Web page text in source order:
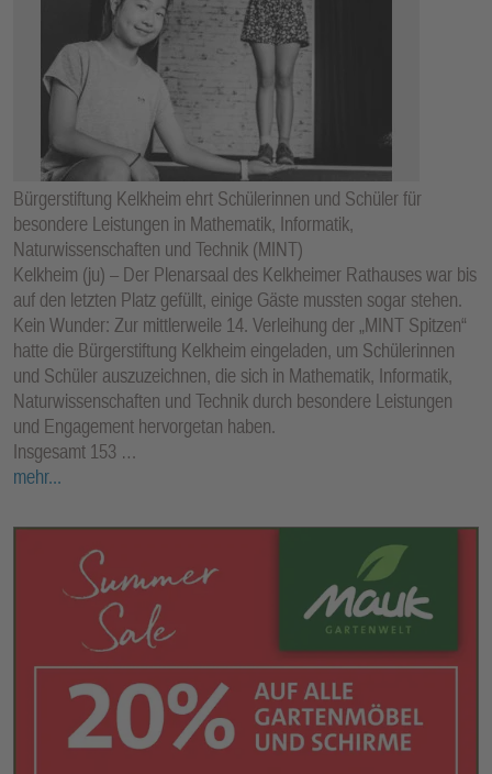
Bürgerstiftung Kelkheim ehrt Schülerinnen und Schüler für
besondere Leistungen in Mathematik, Informatik,
Naturwissenschaften und Technik (MINT)
Kelkheim (ju) – Der Plenarsaal des Kelkheimer Rathauses war bis
auf den letzten Platz gefüllt, einige Gäste mussten sogar stehen.
Kein Wunder: Zur mittlerweile 14. Verleihung der „MINT Spitzen“
hatte die Bürgerstiftung Kelkheim eingeladen, um Schülerinnen
und Schüler auszuzeichnen, die sich in Mathematik, Informatik,
Naturwissenschaften und Technik durch besondere Leistungen
und Engagement hervorgetan haben.
Insgesamt 153 …
mehr...